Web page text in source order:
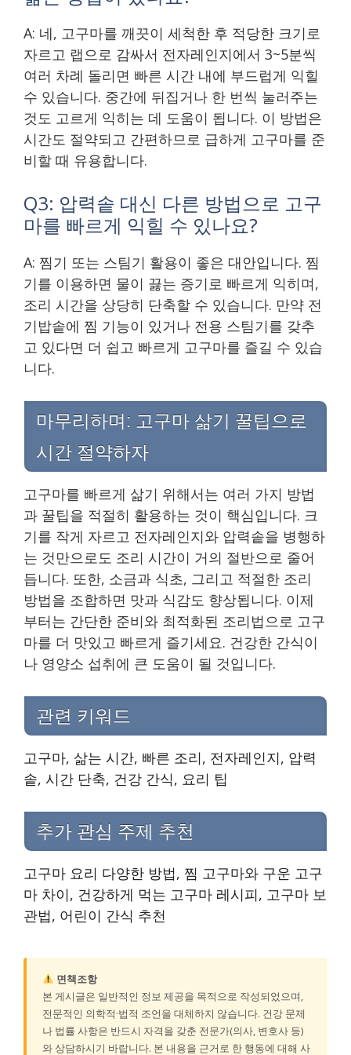
A: 네, 고구마를 깨끗이 세척한 후 적당한 크기로
자르고 랩으로 감싸서 전자레인지에서 3~5분씩
여러 차례 돌리면 빠른 시간 내에 부드럽게 익힐
수 있습니다. 중간에 뒤집거나 한 번씩 눌러주는
것도 고르게 익히는 데 도움이 됩니다. 이 방법은
시간도 절약되고 간편하므로 급하게 고구마를 준
비할 때 유용합니다.
Q3: 압력솥 대신 다른 방법으로 고구
마를 빠르게 익힐 수 있나요?
A: 찜기 또는 스팀기 활용이 좋은 대안입니다. 찜
기를 이용하면 물이 끓는 증기로 빠르게 익히며,
조리 시간을 상당히 단축할 수 있습니다. 만약 전
기밥솥에 찜 기능이 있거나 전용 스팀기를 갖추
고 있다면 더 쉽고 빠르게 고구마를 즐길 수 있습
니다.
마무리하며: 고구마 삶기 꿀팁으로
시간 절약하자
고구마를 빠르게 삶기 위해서는 여러 가지 방법
과 꿀팁을 적절히 활용하는 것이 핵심입니다. 크
기를 작게 자르고 전자레인지와 압력솥을 병행하
는 것만으로도 조리 시간이 거의 절반으로 줄어
듭니다. 또한, 소금과 식초, 그리고 적절한 조리
방법을 조합하면 맛과 식감도 향상됩니다. 이제
부터는 간단한 준비와 최적화된 조리법으로 고구
마를 더 맛있고 빠르게 즐기세요. 건강한 간식이
나 영양소 섭취에 큰 도움이 될 것입니다.
관련 키워드
고구마, 삶는 시간, 빠른 조리, 전자레인지, 압력
솥, 시간 단축, 건강 간식, 요리 팁
추가 관심 주제 추천
고구마 요리 다양한 방법, 찜 고구마와 구운 고구
마 차이, 건강하게 먹는 고구마 레시피, 고구마 보
관법, 어린이 간식 추천
면책조항
본 게시글은 일반적인 정보 제공을 목적으로 작성되었으며,
전문적인 의학적·법적 조언을 대체하지 않습니다. 건강 문제
나 법률 사항은 반드시 자격을 갖춘 전문가(의사, 변호사 등)
와 상담하시기 바랍니다. 본 내용을 근거로 한 행동에 대해 사